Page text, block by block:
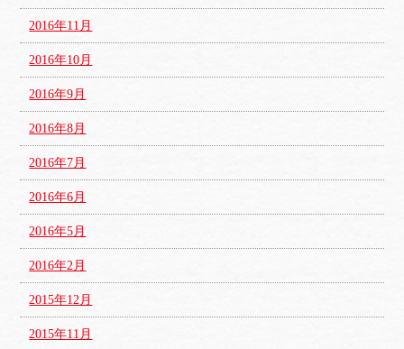
2016年11月
2016年10月
2016年9月
2016年8月
2016年7月
2016年6月
2016年5月
2016年2月
2015年12月
2015年11月